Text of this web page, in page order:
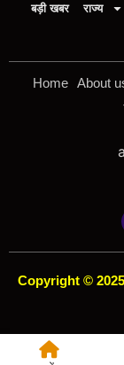
बड़ी खबर राज्य
Home About
Copyright © 2025